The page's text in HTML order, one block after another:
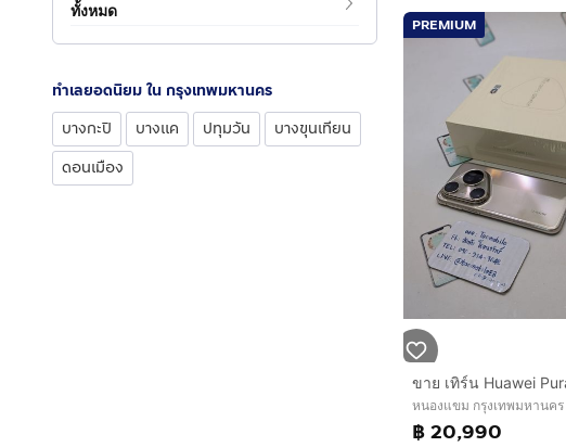
ทั้งหมด
ทำเลยอดนิยม ใน กรุงเทพมหานคร
บางกะปิ
บางแค ปทุมวัน
บางขุนเทียน
ดอนเมือง
PREMIUM
หนองแขม กรุงเทพมหานคร
฿ 20,990